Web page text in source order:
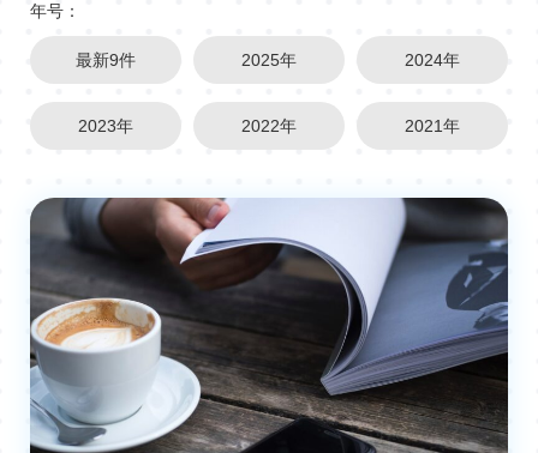
年号：
最新9件 2025年 2024年
2023年 2022年 2021年